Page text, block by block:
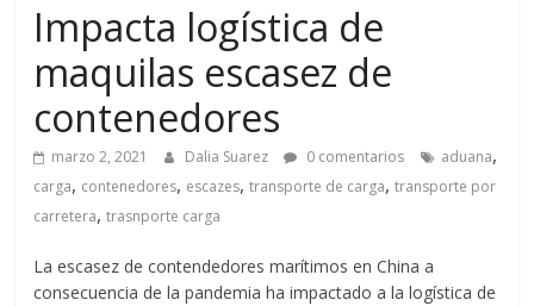
Impacta logística de
maquilas escasez de
contenedores
marzo 2, 2021 Dalia Suarez 0 comentarios aduana,
carga, contenedores, escazes,transporte de carga,transporte por
carretera,trasnporte carga
La escasez de contendedores marítimos en China a
consecuencia de la pandemia ha impactado a la logística de